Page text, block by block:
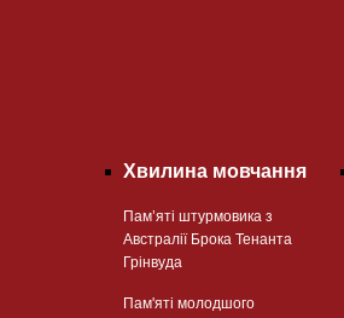
Хвилина мовчання
Пам’яті штурмовика з
Австралії Брока Тенанта
Грінвуда
Пам'яті молодшого